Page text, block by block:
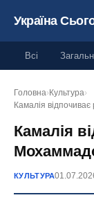
Україна
Всі
Головна› Культура›
Камалія
Камалія
КУЛЬТУРА